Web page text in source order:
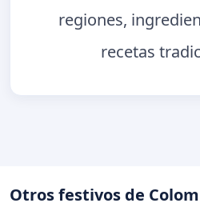
regiones,
recetas
Otros festivos de